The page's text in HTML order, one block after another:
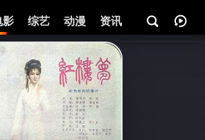
影 综艺 动漫 资讯